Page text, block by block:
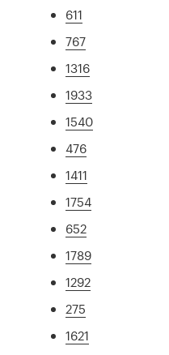
611
767
1316
1933
1540
476
1411
1754
652
1789
1292
275
1621